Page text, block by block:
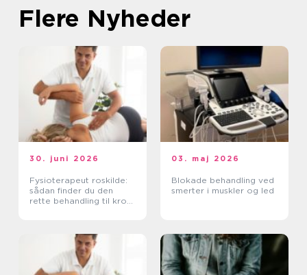
Flere Nyheder
30. juni 2026
Fysioterapeut roskilde:
sådan finder du den
rette behandling til krop
03. maj 2026
Blokade behandling ved
smerter i muskler og led